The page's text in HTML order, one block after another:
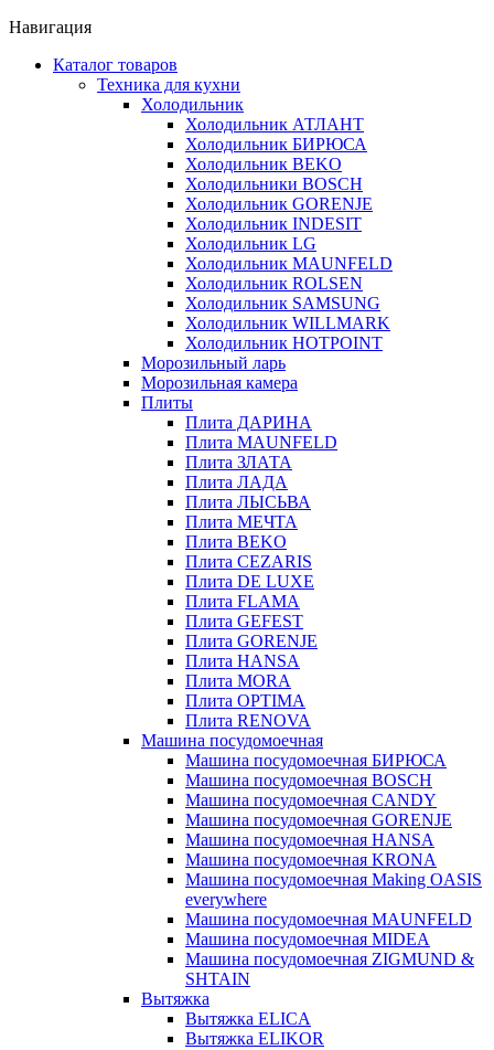
Навигация
Каталог товаров
Техника для кухни
Холодильник
Холодильник АТЛАНТ
Холодильник БИРЮСА
Холодильник BEKO
Холодильники BOSCH
Холодильник GORENJE
Холодильник INDESIT
Холодильник LG
Холодильник MAUNFELD
Холодильник ROLSEN
Холодильник SAMSUNG
Холодильник WILLMARK
Холодильник HOTPOINT
Морозильный ларь
Морозильная камера
Плиты
Плита ДАРИНА
Плита MAUNFELD
Плита ЗЛАТА
Плита ЛАДА
Плита ЛЫСЬВА
Плита МЕЧТА
Плита BEKO
Плита CEZARIS
Плита DE LUXE
Плита FLAMA
Плита GEFEST
Плита GORENJE
Плита HANSA
Плита MORA
Плита OPTIMA
Плита RENOVA
Машина посудомоечная
Машина посудомоечная БИРЮСА
Машина посудомоечная BOSCH
Машина посудомоечная CANDY
Машина посудомоечная GORENJE
Машина посудомоечная HANSA
Машина посудомоечная KRONA
Машина посудомоечная Making OASIS
everywhere
Машина посудомоечная MAUNFELD
Машина посудомоечная MIDEA
Машина посудомоечная ZIGMUND &
SHTAIN
Вытяжка
Вытяжка ELICA
Вытяжка ELIKOR